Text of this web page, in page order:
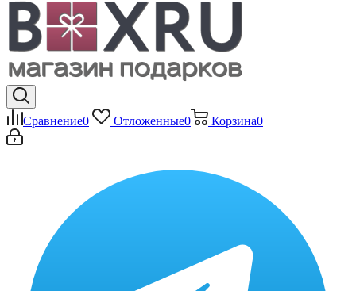
Сравнение0 Отложенные0 Корзина0